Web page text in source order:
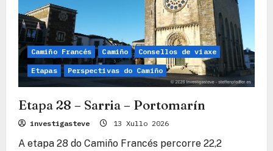
Rei
Camiño Francés Camiño Consellos de viaxe
Etapas Perspectivas do Camiño
Etapa 28 – Sarria – Portomarín
investigasteve 13 Xullo 2026
A etapa 28 do Camiño Francés percorre 22,2